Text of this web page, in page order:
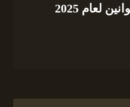
لعام 2025